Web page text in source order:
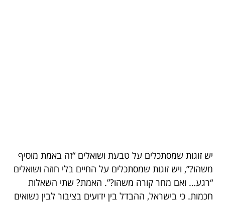
יש זוגות שמסתכלים על טבעת ושואלים “זה באמת מוסיף
משהו?”, ויש זוגות שמסתכלים על החיים בלי חוזה ושואלים
“רגע… ואם מחר קורה משהו?”. האמת? שתי השאלות
חכמות. כי בישראל, ההבדל בין ידועים בציבור לבין נשואים